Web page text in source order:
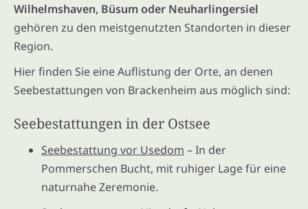
Wilhelmshaven, Büsum oder Neuharlingersiel
gehören zu den meistgenutzten Standorten in dieser
Region.
Hier finden Sie eine Auflistung der Orte, an denen
Seebestattungen von Brackenheim aus möglich sind:
Seebestattungen in der Ostsee
Seebestattung vor Usedom – In der
Pommerschen Bucht, mit ruhiger Lage für eine
naturnahe Zeremonie.